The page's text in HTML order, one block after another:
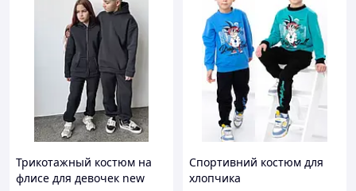
Трикотажный костюм на
флисе для девочек new
Спортивний костюм для
хлопчика